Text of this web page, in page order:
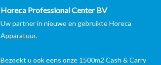
Horeca Professional Center BV
Uw partner in nieuwe en gebruikte Horeca
Apparatuur.
Bezoekt u ook eens onze 1500m2 Cash & Carry